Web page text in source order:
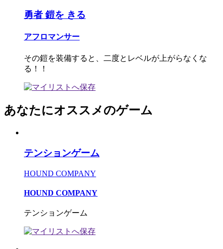
勇者 鎧を きる
アフロマンサー
その鎧を装備すると、二度とレベルが上がらなくな
る！！
あなたにオススメのゲーム
テンションゲーム
HOUND COMPANY
HOUND COMPANY
テンションゲーム